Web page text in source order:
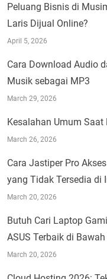
Peluang Bisnis di
Laris Dijual Online?
April 5, 2026
Cara Download Audio
Musik sebagai MP3
March 29, 2026
Kesalahan Umum
March 26, 2026
Cara Jastiper Pro
yang Tidak Tersedia di
March 20, 2026
Butuh Cari Laptop
ASUS Terbaik di
March 20, 2026